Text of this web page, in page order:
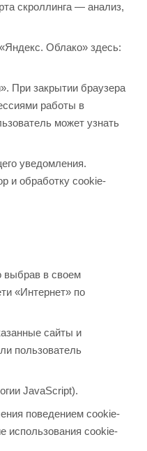
скроллинга — анализ,
Облако» здесь:
При закрытии браузера
работы в
может узнать
уведомления.
и обработку cookie-
выбрав в своем
«Интернет» по
сайты и
пользователь
JavaScript).
поведением cookie-
использования cookie-